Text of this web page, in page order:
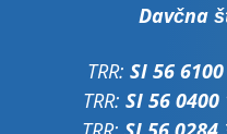
Davčna
TRR: SI 56
TRR: SI 56 0400